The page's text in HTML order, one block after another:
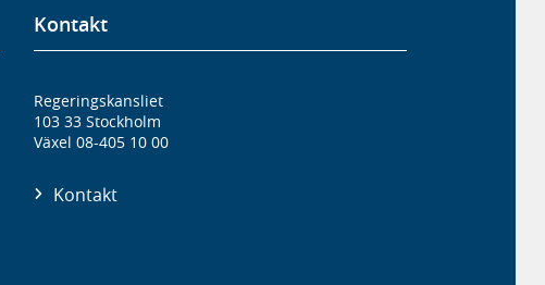
Kontakt
Regeringskansliet
103 33 Stockholm
Växel 08-405 10 00
Kontakt